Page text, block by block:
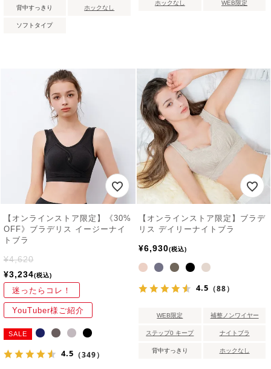
背中すっきり ホックなし
ソフトタイプ
ホックなし WEB限定
【オンラインストア限定】《30%
OFF》ブラデリス イージーナイ
トブラ
¥4,620
¥3,234 税込
迷ったらコレ！
YouTuber様ご紹介
SALE
4.5 （349）
【オンラインストア限定】ブラデ
リス デイリーナイトブラ
¥6,930 税込
4.5 （88）
WEB限定 補整ノンワイヤー
ステップ0 キープ ナイトブラ
背中すっきり ホックなし